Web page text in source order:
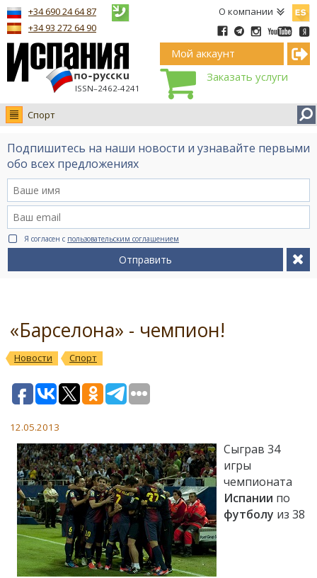
О компании
ISSN–2462-4241
+34 690 24 64 87
+34 93 272 64 90
Мой аккаунт
Заказать услуги
Спорт
Новости
Интервью
Видео Ruso.TV
BCN life
Сервис на немецком
Подпишитесь на наши новости и узнавайте первыми
обо всех предложениях
Я согласен с пользовательским соглашением
Отправить
«Барселона» - чемпион!
Новости Спорт
12.05.2013
Сыграв 34
игры
чемпионата
Испании по
футболу из 38